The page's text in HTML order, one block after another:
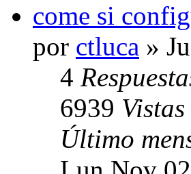
come si
por ctluca »
4
6939 Vistas
Último